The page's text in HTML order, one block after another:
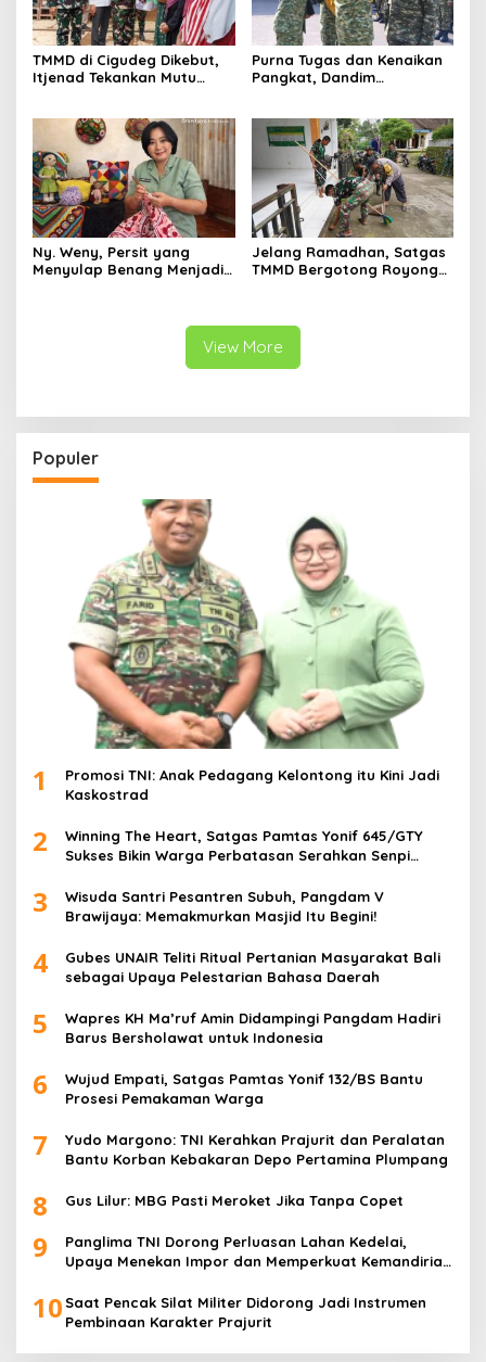
TMMD di Cigudeg Dikebut,
Itjenad Tekankan Mutu
Purna Tugas dan Kenaikan
Pangkat, Dandim
Ny. Weny, Persit yang
Menyulap Benang Menjadi
Jelang Ramadhan, Satgas
TMMD Bergotong Royong
View More
Populer
1
Promosi TNI: Anak Pedagang Kelontong itu Kini Jadi
Kaskostrad
2
Winning The Heart, Satgas Pamtas Yonif 645/GTY
Sukses Bikin Warga Perbatasan Serahkan Senpi
3
Wisuda Santri Pesantren Subuh, Pangdam V
Brawijaya: Memakmurkan Masjid Itu Begini!
4
Gubes UNAIR Teliti Ritual Pertanian Masyarakat Bali
sebagai Upaya Pelestarian Bahasa Daerah
5
Wapres KH Ma’ruf Amin Didampingi Pangdam Hadiri
Barus Bersholawat untuk Indonesia
6
Wujud Empati, Satgas Pamtas Yonif 132/BS Bantu
Prosesi Pemakaman Warga
7
Yudo Margono: TNI Kerahkan Prajurit dan Peralatan
Bantu Korban Kebakaran Depo Pertamina Plumpang
8 Gus Lilur: MBG Pasti Meroket Jika Tanpa Copet
9
Panglima TNI Dorong Perluasan Lahan Kedelai,
Upaya Menekan Impor dan Memperkuat Kemandirian
10 Saat Pencak Silat Militer Didorong Jadi Instrumen
Pembinaan Karakter Prajurit